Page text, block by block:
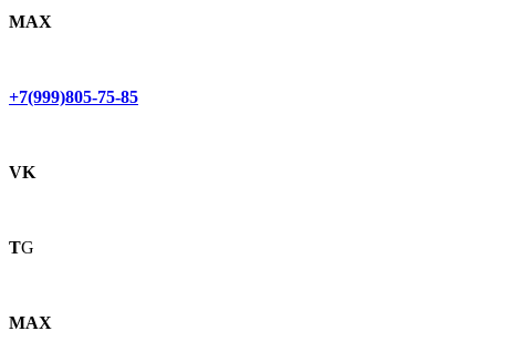
MAX
+7(999)805-75-85
VK
TG
MAX